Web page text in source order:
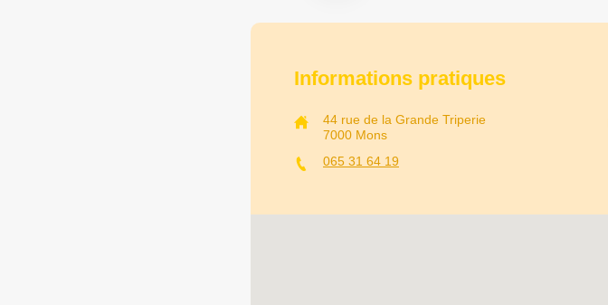
Informations pratiques
44 rue de la Grande Triperie
7000 Mons
065 31 64 19